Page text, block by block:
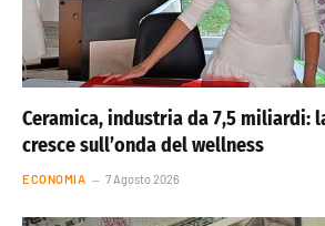
Ceramica, industria da 7,5 miliardi:
cresce sull’onda del wellness
ECONOMIA 7 Agosto 2026